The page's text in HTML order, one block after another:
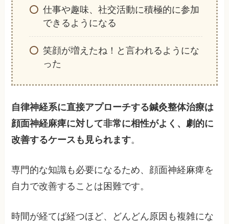
仕事や趣味、社交活動に積極的に参加
できるようになる
笑顔が増えたね！と言われるようにな
った
自律神経系に直接アプローチする鍼灸整体治療は
顔面神経麻痺に対して非常に相性がよく、劇的に
改善するケースも見られます。
専門的な知識も必要になるため、顔面神経麻痺を
自力で改善することは困難です。
時間が経てば経つほど、どんどん原因も複雑にな